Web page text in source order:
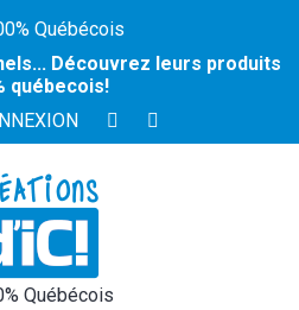
Québécois
Découvrez leurs produits
québecois!
Québécois